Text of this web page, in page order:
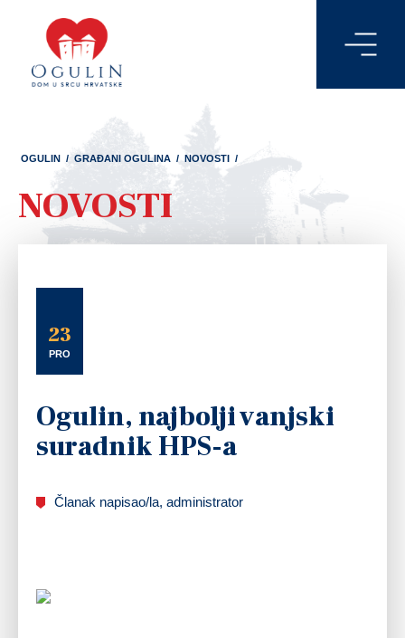
OGULIN / GRAĐANI OGULINA / NOVOSTI /
NOVOSTI
23
PRO
Ogulin, najbolji vanjski
suradnik HPS-a
Članak napisao/la, administrator